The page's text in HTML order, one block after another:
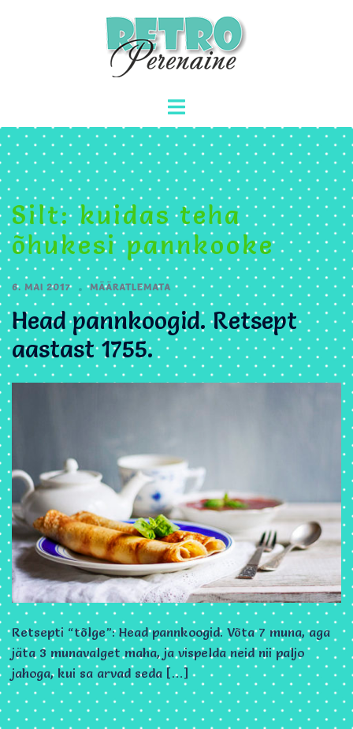
Toggle
menu
Silt:kuidas teha
õhukesi pannkooke
6. MAI 2017 MÄÄRATLEMATA
Head pannkoogid. Retsept
aastast 1755.
Retsepti “tõlge”: Head pannkoogid. Võta 7 muna, aga
jäta 3 munavalget maha, ja vispelda neid nii paljo
jahoga, kui sa arvad seda […]